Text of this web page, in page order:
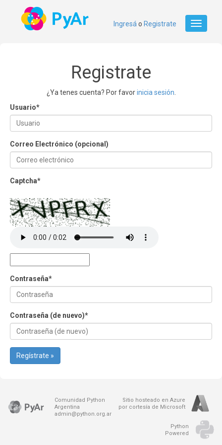
Toggle
Ingresá o Registrate
Registrate
¿Ya tenes cuenta? Por favorinicia sesión
Usuario*
Correo Electrónico (opcional)
Captcha*
Contraseña*
Contraseña (de nuevo)*
Regístrate »
Comunidad Python
Argentina
admin@python.org.ar
Sitio hosteado en Azure
por cortesía de Microsoft
Python
Powered